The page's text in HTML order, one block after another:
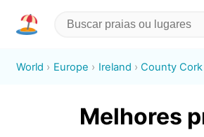
World Europe Ireland County Cork
Melhores